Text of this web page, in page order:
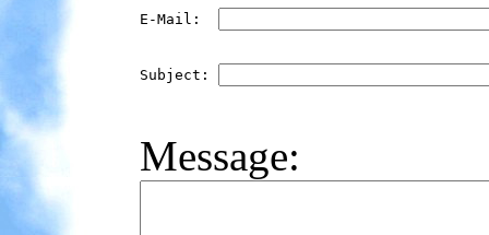
E-Mail:
Subject:
Message: